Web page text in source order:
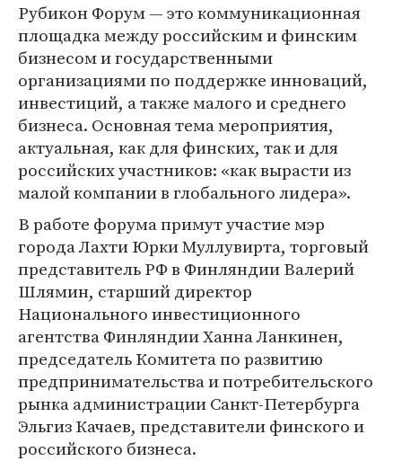
Рубикон Форум — это коммуникационная
площадка между российским и финским
бизнесом и государственными
организациями по поддержке инноваций,
инвестиций, а также малого и среднего
бизнеса. Основная тема мероприятия,
актуальная, как для финских, так и для
российских участников: «как вырасти из
малой компании в глобального лидера».
В работе форума примут участие мэр
города Лахти Юрки Муллувирта, торговый
представитель РФ в Финляндии Валерий
Шлямин, старший директор
Национального инвестиционного
агентства Финляндии Ханна Ланкинен,
председатель Комитета по развитию
предпринимательства и потребительского
рынка администрации Санкт-Петербурга
Эльгиз Качаев, представители финского и
российского бизнеса.